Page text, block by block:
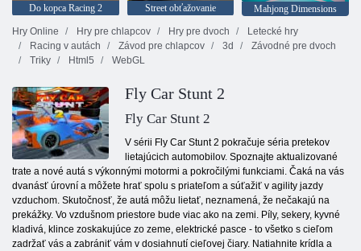
Do kopca Racing 2 Street obťažovanie
Mahjong Dimensions
Hry Online
Hry pre chlapcov Hry pre dvoch
Letecké hry
Racing v autách
Závod pre chlapcov 3d
Závodné pre dvoch
Triky
Html5 WebGL
Fly Car Stunt 2
Fly Car Stunt 2
V sérii Fly Car Stunt 2 pokračuje séria pretekov
lietajúcich automobilov. Spoznajte aktualizované
trate a nové autá s výkonnými motormi a pokročilými funkciami. Čaká na vás
dvanásť úrovní a môžete hrať spolu s priateľom a súťažiť v agility jazdy
vzduchom. Skutočnosť, že autá môžu lietať, neznamená, že nečakajú na
prekážky. Vo vzdušnom priestore bude viac ako na zemi. Píly, sekery, kyvné
kladivá, klince zoskakujúce zo zeme, elektrické pasce - to všetko s cieľom
zadržať vás a zabrániť vám v dosiahnutí cieľovej čiary. Natiahnite krídla a